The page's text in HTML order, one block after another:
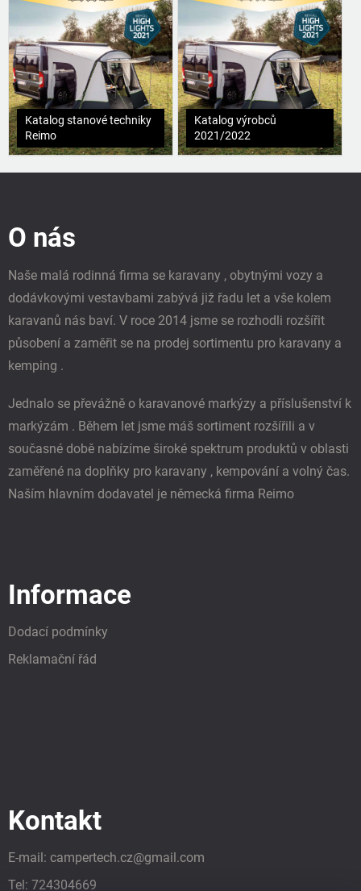
Katalog stanové techniky
Reimo
Katalog výrobců
2021/2022
O nás
Naše malá rodinná firma se karavany , obytnými vozy a
dodávkovými vestavbami zabývá již řadu let a vše kolem
karavanů nás baví. V roce 2014 jsme se rozhodli rozšířit
působení a zaměřit se na prodej sortimentu pro karavany a
kemping .
Jednalo se převážně o karavanové markýzy a příslušenství k
markýzám . Během let jsme máš sortiment rozšířili a v
současné době nabízíme široké spektrum produktů v oblasti
zaměřené na doplňky pro karavany , kempování a volný čas.
Naším hlavním dodavatel je německá firma Reimo
Informace
Dodací podmínky
Reklamační řád
Kontakt
E-mail: campertech.cz@gmail.com
Tel: 724304669